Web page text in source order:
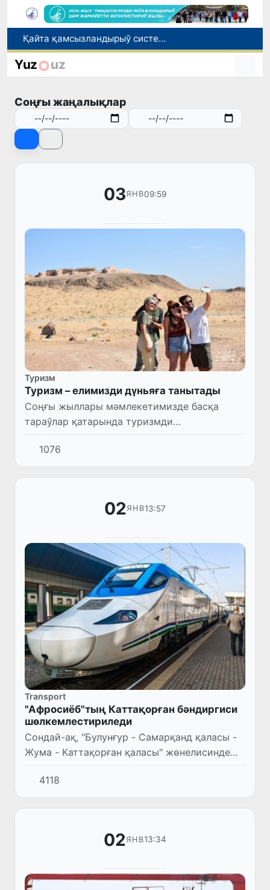
Қайта қамсызландырыў системасы тез раўажланып атырған Өзбекстан экономикасы ушын не береди?
Ташкент аўыр атлетика бойынша Азия чемпионатына таярланбақта
Июль айында Миграция агентлигиниң Москва қаласындағы ўәкилханасы 1 мың 800 ден аслам Өзбекстан пуқараларына жәрдем көрсетти
Yuz uz
Соңғы жаңалықлар
03ЯНВ09:59
Туризм
Туризм – елимизди дүньяға танытады
Соңғы жыллары мәмлекетимизде басқа
тараўлар қатарында туризмди
раўажландырыў бойынша кең көлемли
жумыслар алып барылмақта.
1076
02ЯНВ13:57
Transport
"Афросиёб"тың Каттақорған бәндиргиси
шөлкемлестириледи
Сондай-ақ, "Булунғур - Самарқанд қаласы -
Жума - Каттақорған қаласы" жөнелисинде
электр поездының қатнаўын жолға қойыў
белгиленген.
4118
02ЯНВ13:34